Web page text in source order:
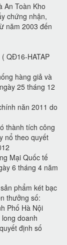
An Toàn Kho
chứng nhận,
năm 2003 đến
QĐ16-HATAP
hàng giả và
25 tháng 12
năn 2011 do
thành tích công
nổ theo quyết
Mại Quốc tế
6 tháng 4 năm
phẩm két bạc
thưởng số:
Phố Hà Nội
doanh
định số